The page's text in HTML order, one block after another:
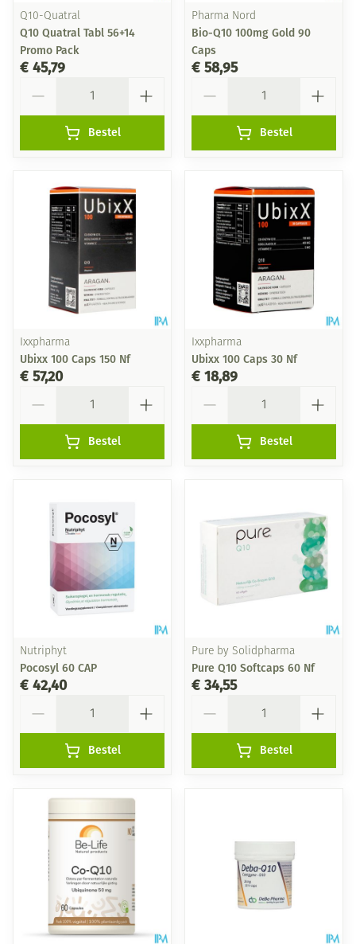
Q10-Quatral
Q10 Quatral Tabl 56+14
Promo Pack
€ 45,79
Bestel
Pharma Nord
Bio-Q10 100mg Gold 90
Caps
€ 58,95
Bestel
Ixxpharma
Ubixx 100 Caps 150 Nf
€ 57,20
Bestel
Ixxpharma
Ubixx 100 Caps 30 Nf
€ 18,89
Bestel
Nutriphyt
Pocosyl 60 CAP
€ 42,40
Bestel
Pure by Solidpharma
Pure Q10 Softcaps 60 Nf
€ 34,55
Bestel